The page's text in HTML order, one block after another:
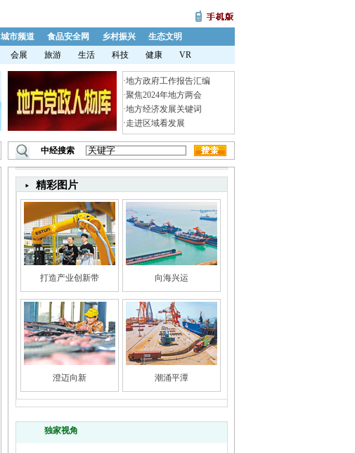
城市频道 食品安全网 乡村振兴
生态文明
会展 旅游 生活 科技 健康 VR
·地方政府工作报告汇编
·聚焦2024年地方两会
·地方经济发展关键词
·走进区域看发展
中经搜索
精彩图片
打造产业创新带 向海兴运
澄迈向新 潮涌平潭
独家视角